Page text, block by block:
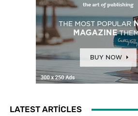
LATEST ARTICLES